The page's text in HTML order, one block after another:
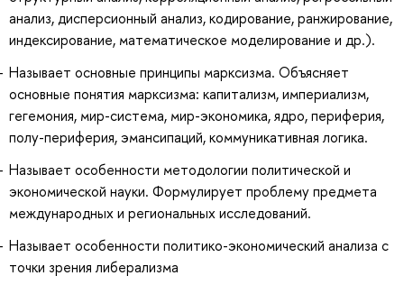
анализ, дисперсионный анализ, кодирование, ранжирование,
индексирование, математическое моделирование и др.).
Называет основные принципы марксизма. Объясняет
основные понятия марксизма: капитализм, империализм,
гегемония, мир-система, мир-экономика, ядро, периферия,
полу-периферия, эмансипаций, коммуникативная логика.
Называет особенности методологии политической и
экономической науки. Формулирует проблему предмета
международных и региональных исследований.
Называет особенности политико-экономический анализа с
точки зрения либерализма